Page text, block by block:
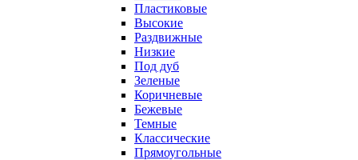
Пластиковые
Высокие
Раздвижные
Низкие
Под дуб
Зеленые
Коричневые
Бежевые
Темные
Классические
Прямоугольные